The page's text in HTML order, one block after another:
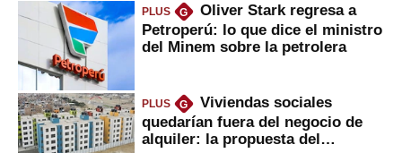
PLUS G
Oliver Stark regresa a
Petroperú: lo que dice el ministro
del Minem sobre la petrolera
PLUS G
Viviendas sociales
quedarían fuera del negocio de
alquiler: la propuesta del